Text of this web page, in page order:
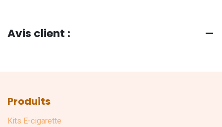
Avis client :
Produits
Kits E-cigarette